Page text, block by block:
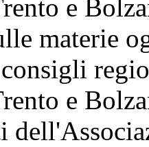
e
materie
e